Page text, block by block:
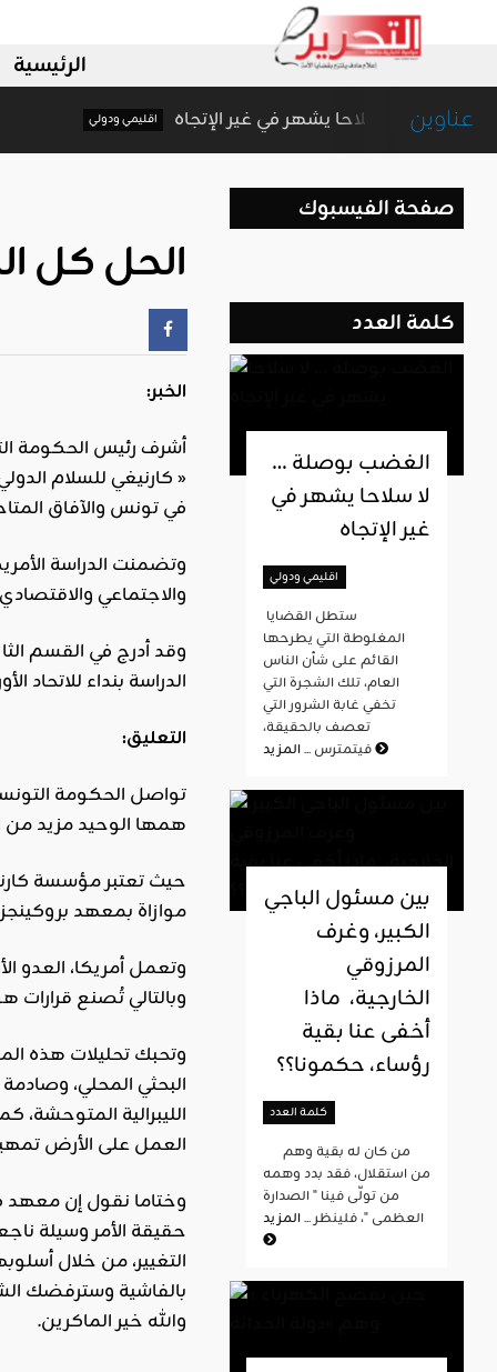
الرئيسية
عناوين اقليمي ودولي الغضب بوصلة … لا سلاحا يشهر في غير الإتجاه
الحل كل
الخبر:
في تونس والآفاق
وتضمنت الدراسة
والاجتماعي
وقد أدرج في القسم
الدراسة بنداء للاتحاد
التعليق:
تواصل الحكومة
همها الوحيد مزيد من
حيث تعتبر مؤسسة
موازاة بمعهد
وتعمل أمريكا، العدو
وبالتالي تُصنع قرارات
وتحبك تحليلات هذه
البحثي المحلي،
الليبرالية
العمل على الأرض
وختاما نقول إن معهد
التغيير، من خلال
بالفاشية وسترفضك
والله خير الماكرين.
صفحة الفيسبوك
كلمة العدد
الغضب بوصلة …
لا سلاحا يشهر في
غير الإتجاه
اقليمي ودولي
المغلوطة التي يطرحها
القائم على شأن الناس
العام، تلك الشجرة التي
تخفي غابة الشرور التي
تعصف بالحقيقة،
فيتمترس ...المزيد
بين مسئول الباجي
الكبير، وغرف
المرزوقي
الخارجية، ماذا
أخفى عنا بقية
رؤساء، حكمونا؟؟
كلمة العدد
من استقلال، فقد بدد وهمه
من تولّى فينا " الصدارة
العظمى "، فلينظر ...المزيد